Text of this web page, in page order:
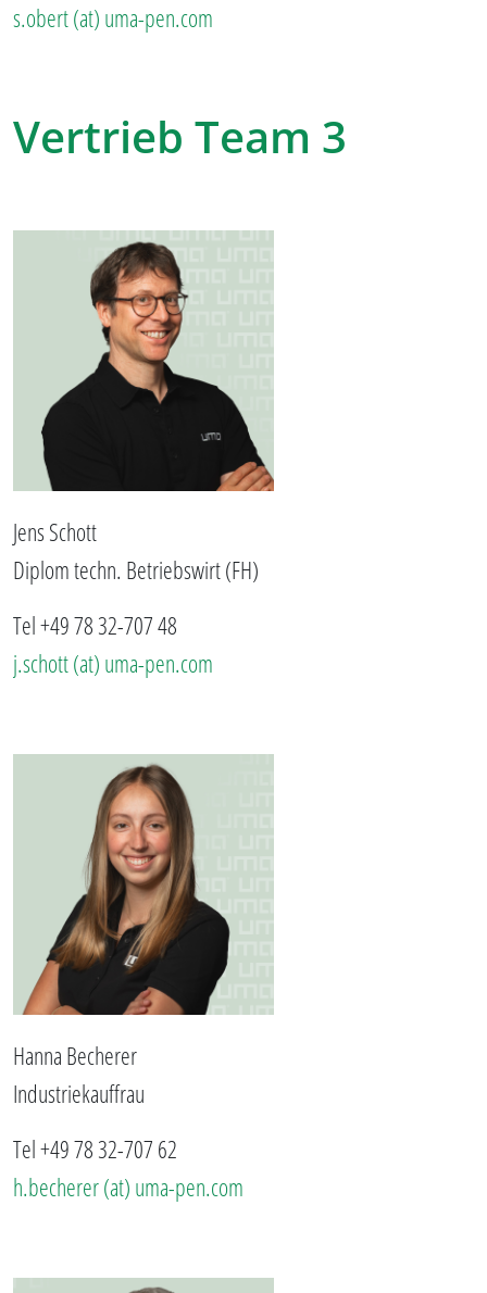
s.obert (at) uma-pen.com
Vertrieb Team 3
Jens Schott
Diplom techn. Betriebswirt (FH)
Tel +49 78 32-707 48
j.schott (at) uma-pen.com
Hanna Becherer
Industriekauffrau
Tel +49 78 32-707 62
h.becherer (at) uma-pen.com